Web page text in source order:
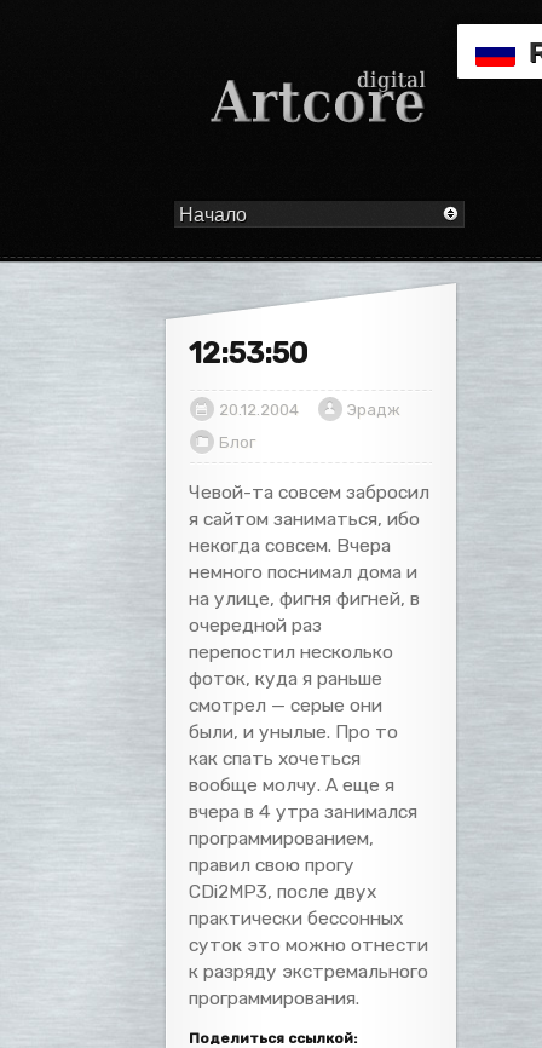
12:53:50
20.12.2004
Эрадж
Блог
Чевой-та совсем забросил
я сайтом заниматься, ибо
некогда совсем. Вчера
немного поснимал дома и
на улице, фигня фигней, в
очередной раз
перепостил несколько
фоток, куда я раньше
смотрел — серые они
были, и унылые. Про то
как спать хочеться
вообще молчу. А еще я
вчера в 4 утра занимался
программированием,
правил свою прогу
CDi2MP3, после двух
практически бессонных
суток это можно отнести
к разряду экстремального
программирования.
Поделиться ссылкой: